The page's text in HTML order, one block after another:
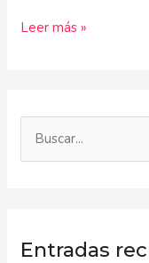
Leer más »
a
Entradas